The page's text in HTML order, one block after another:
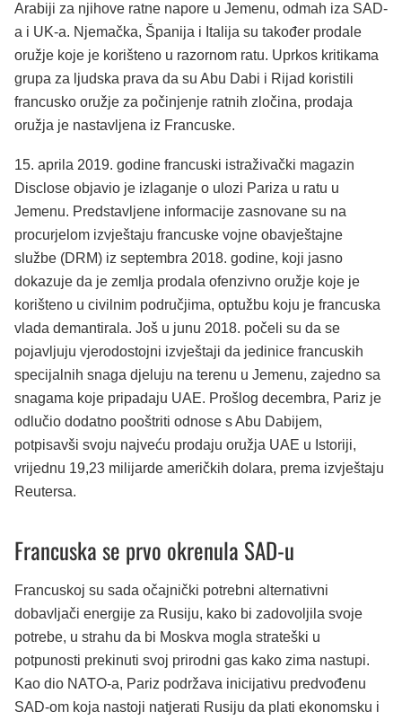
Arabiji za njihove ratne napore u Jemenu, odmah iza SAD-
a i UK-a. Njemačka, Španija i Italija su također prodale
oružje koje je korišteno u razornom ratu. Uprkos kritikama
grupa za ljudska prava da su Abu Dabi i Rijad koristili
francusko oružje za počinjenje ratnih zločina, prodaja
oružja je nastavljena iz Francuske.
15. aprila 2019. godine francuski istraživački magazin
Disclose objavio je izlaganje o ulozi Pariza u ratu u
Jemenu. Predstavljene informacije zasnovane su na
procurjelom izvještaju francuske vojne obavještajne
službe (DRM) iz septembra 2018. godine, koji jasno
dokazuje da je zemlja prodala ofenzivno oružje koje je
korišteno u civilnim područjima, optužbu koju je francuska
vlada demantirala. Još u junu 2018. počeli su da se
pojavljuju vjerodostojni izvještaji da jedinice francuskih
specijalnih snaga djeluju na terenu u Jemenu, zajedno sa
snagama koje pripadaju UAE. Prošlog decembra, Pariz je
odlučio dodatno pooštriti odnose s Abu Dabijem,
potpisavši svoju najveću prodaju oružja UAE u Istoriji,
vrijednu 19,23 milijarde američkih dolara, prema izvještaju
Reutersa.
Francuska se prvo okrenula SAD-u
Francuskoj su sada očajnički potrebni alternativni
dobavljači energije za Rusiju, kako bi zadovoljila svoje
potrebe, u strahu da bi Moskva mogla strateški u
potpunosti prekinuti svoj prirodni gas kako zima nastupi.
Kao dio NATO-a, Pariz podržava inicijativu predvođenu
SAD-om koja nastoji natjerati Rusiju da plati ekonomsku i